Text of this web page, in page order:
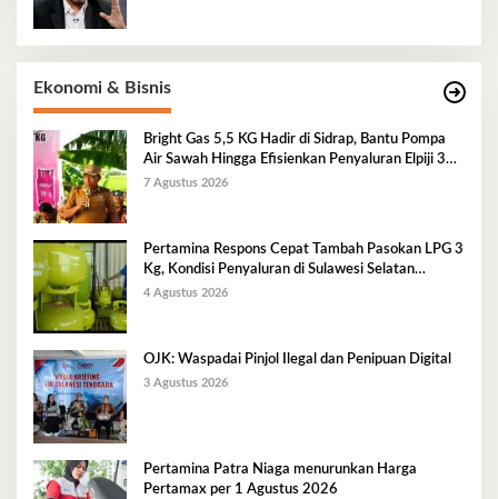
Ekonomi & Bisnis
Bright Gas 5,5 KG Hadir di Sidrap, Bantu Pompa
Air Sawah Hingga Efisienkan Penyaluran Elpiji 3
Kg
7 Agustus 2026
Pertamina Respons Cepat Tambah Pasokan LPG 3
Kg, Kondisi Penyaluran di Sulawesi Selatan
Berlangsung Kondusif
4 Agustus 2026
OJK: Waspadai Pinjol Ilegal dan Penipuan Digital
3 Agustus 2026
Pertamina Patra Niaga menurunkan Harga
Pertamax per 1 Agustus 2026